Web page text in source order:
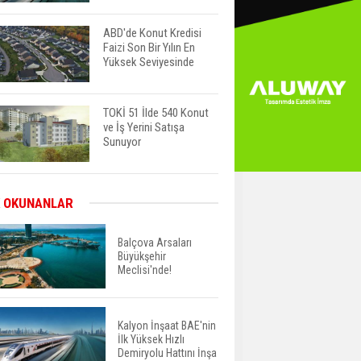
ABD'de Konut Kredisi
Faizi Son Bir Yılın En
Yüksek Seviyesinde
TOKİ 51 İlde 540 Konut
ve İş Yerini Satışa
Sunuyor
Öne Çıkıyor
TOKİ'nin Kiralık Sosyal
Konut Modeli Kiraları
Düşürür Mü?
İkinci El Konut Fiyatları
OKUNANLAR
Balçova Arsaları
Büyükşehir
Meclisi'nde!
Kalyon İnşaat BAE'nin
İlk Yüksek Hızlı
Demiryolu Hattını İnşa